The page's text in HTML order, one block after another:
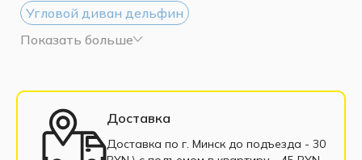
Угловой диван дельфин
Угловой диван из рогожки
Большие угловые диваны
Маленькие угловые диваны
Показать больше
Доставка
Доставка по г. Минск до подъезда - 30